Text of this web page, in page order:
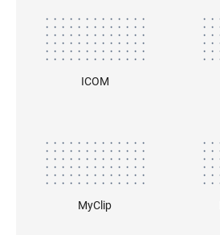
ICOM
MyClip